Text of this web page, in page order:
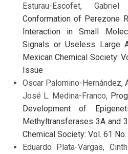
Esturau-Escofet,
Conformation of Perezone
Interaction in Small
Signals or Useless Large
Mexican Chemical Society:
Issue
Oscar Palomino-Hernández,
José L. Medina-Franco,
Development of
Methyltransferases 3A and
Chemical Society: Vol. 61
Eduardo Plata-Vargas,